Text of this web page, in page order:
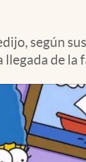
según
de la